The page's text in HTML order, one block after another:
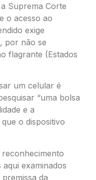
Suprema Corte
o acesso ao
exige
por não se
flagrante (Estados
um celular é
“uma bolsa
e a
o dispositivo
examinados
da